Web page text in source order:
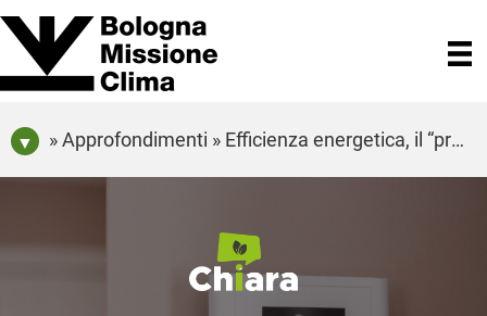
» Approfondimenti » Efficienza energetica, il “primo combustibile” per contrastare la crisi climatica